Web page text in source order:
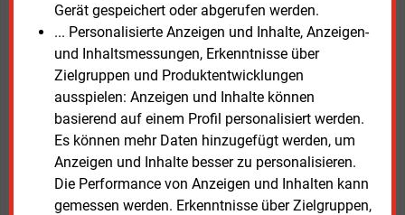
Gerät gespeichert oder abgerufen werden.
... Personalisierte Anzeigen und Inhalte, Anzeigen-
und Inhaltsmessungen, Erkenntnisse über
Zielgruppen und Produktentwicklungen
ausspielen: Anzeigen und Inhalte können
basierend auf einem Profil personalisiert werden.
Es können mehr Daten hinzugefügt werden, um
Anzeigen und Inhalte besser zu personalisieren.
Die Performance von Anzeigen und Inhalten kann
gemessen werden. Erkenntnisse über Zielgruppen,
In den meisten EU-Staaten sind intelligente
Stromzähler inzwischen Standard: in den
skandinavischen Ländern, Italien, Spanien oder
Frankreich verfügt inzwischen fast jede
Verbrauchsstelle über einen „Smart-Meter“.
Deutschland ist mit einem Prozent das Schlusslicht
unter den EU-Staaten. Auch beim Ausbau der
Stromnetze gebe es in Deutschland einen
„bemerkenswerten Nachholbedarf“.